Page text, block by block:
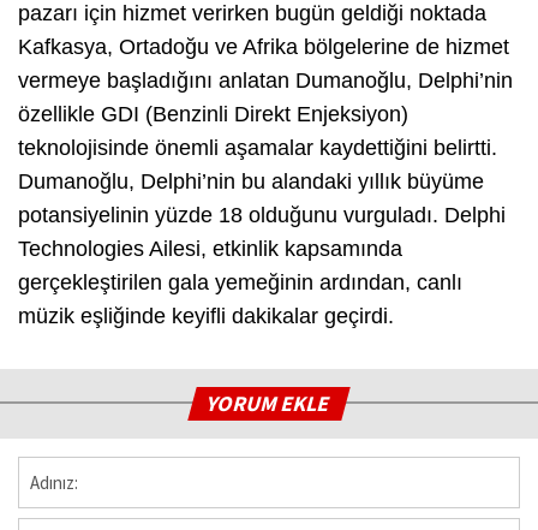
pazarı için hizmet verirken bugün geldiği noktada
Kafkasya, Ortadoğu ve Afrika bölgelerine de hizmet
vermeye başladığını anlatan Dumanoğlu, Delphi’nin
özellikle GDI (Benzinli Direkt Enjeksiyon)
teknolojisinde önemli aşamalar kaydettiğini belirtti.
Dumanoğlu, Delphi’nin bu alandaki yıllık büyüme
potansiyelinin yüzde 18 olduğunu vurguladı. Delphi
Technologies Ailesi, etkinlik kapsamında
gerçekleştirilen gala yemeğinin ardından, canlı
müzik eşliğinde keyifli dakikalar geçirdi.
YORUM EKLE